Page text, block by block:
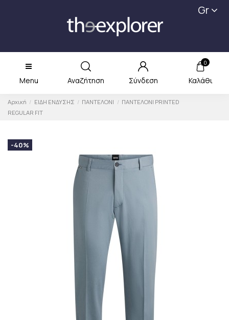
Gr
Menu Αναζήτηση Σύνδεση
0
Καλάθι
Αρχική ΕΙΔΗ ΕΝΔΥΣΗΣ ΠΑΝΤΕΛΟΝΙ
ΠΑΝΤΕΛΟΝΙ PRINTED
REGULAR FIT
-40%